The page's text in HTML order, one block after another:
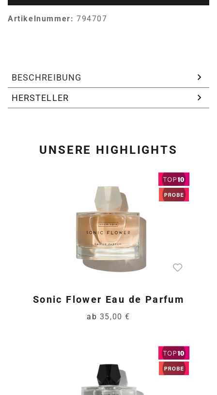
Artikelnummer: 794707
BESCHREIBUNG
HERSTELLER
UNSERE HIGHLIGHTS
Sonic Flower Eau de Parfum
ab 35,00 €